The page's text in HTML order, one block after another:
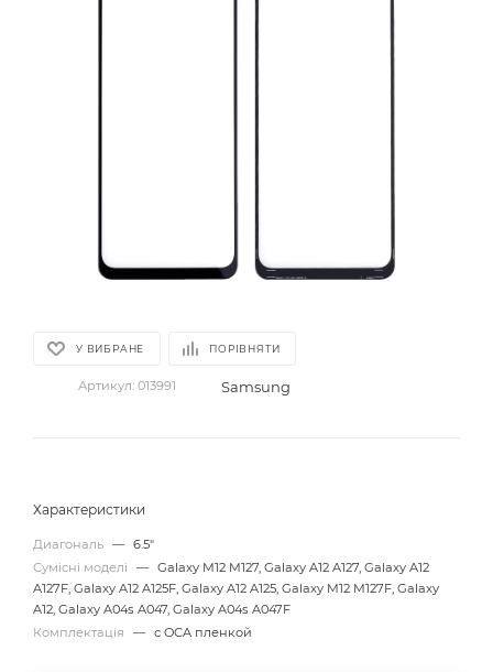
У ВИБРАНЕ ПОРІВНЯТИ
Артикул: 013991 Samsung
Характеристики
Диагональ — 6.5"
Сумісні моделі
— Galaxy M12 M127, Galaxy A12 A127, Galaxy A12
A127F, Galaxy A12 A125F, Galaxy A12 A125, Galaxy M12 M127F, Galaxy
A12, Galaxy A04s A047, Galaxy A04s A047F
Комплектація
— с OCA пленкой